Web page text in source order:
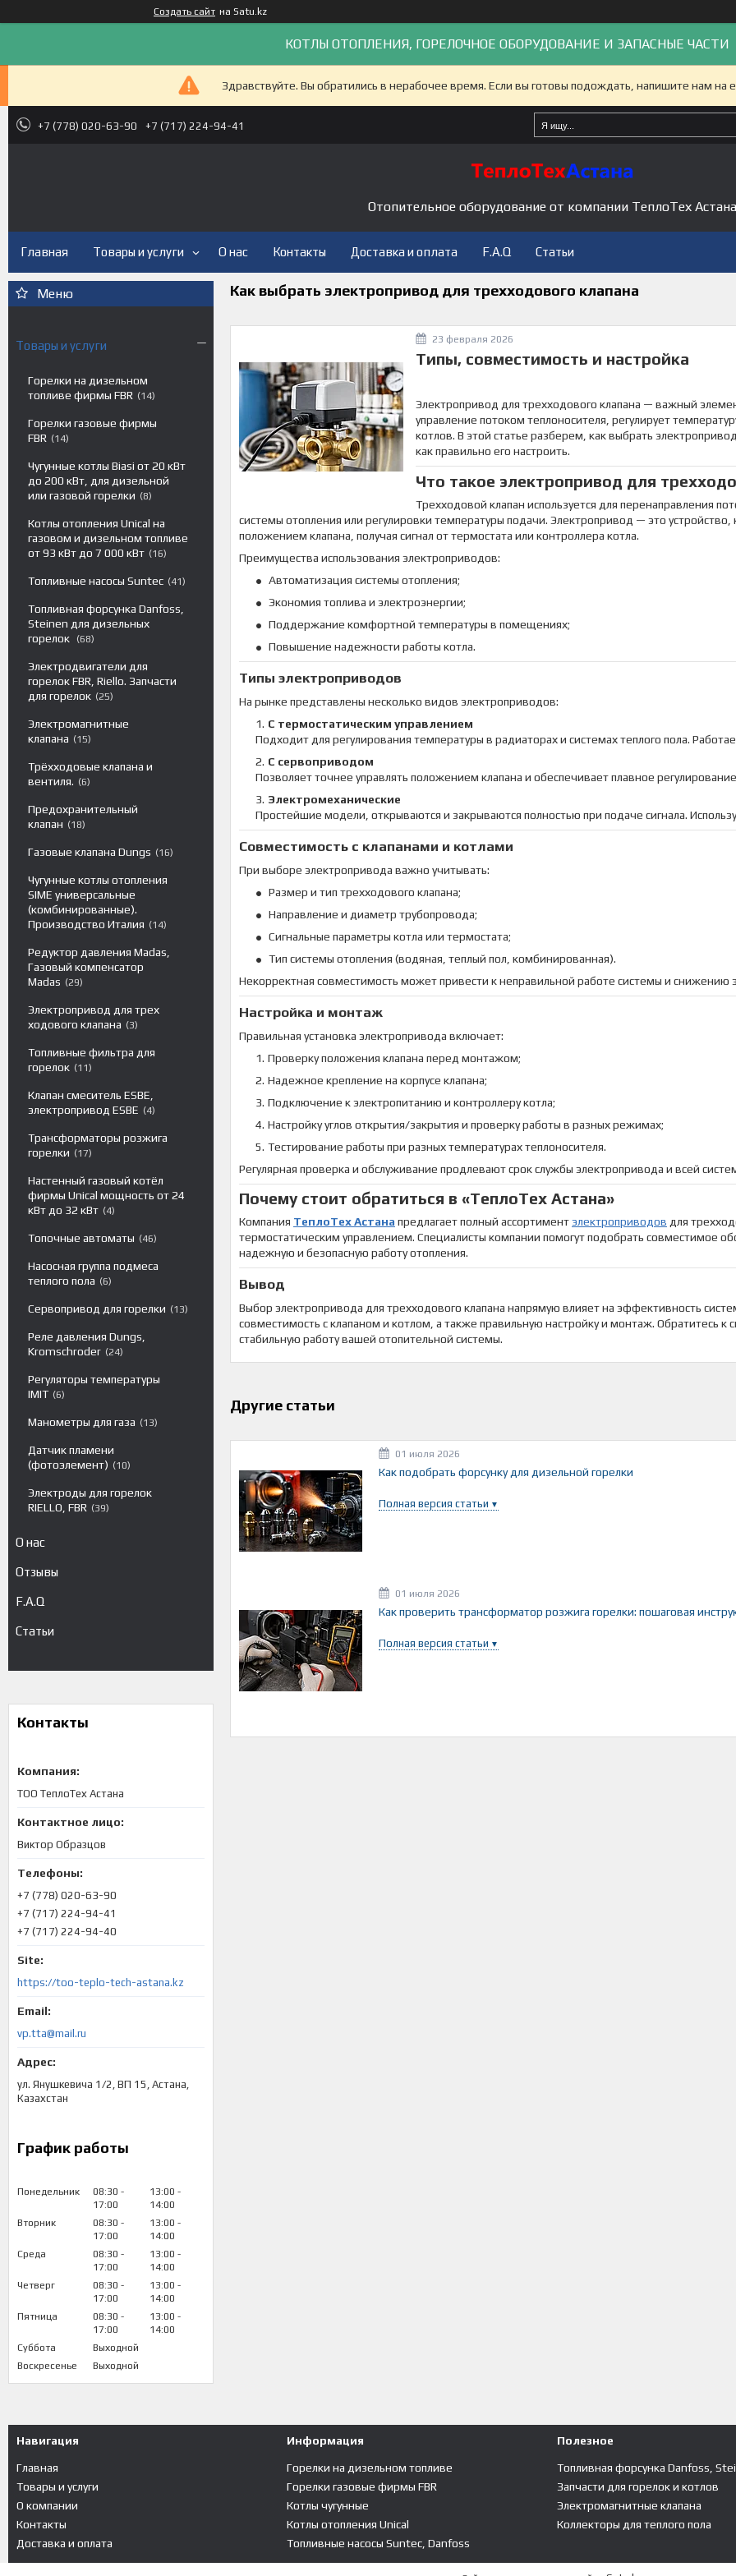
Создать сайт на Satu.kz
КОТЛЫ ОТОПЛЕНИЯ, ГОРЕЛОЧНОЕ ОБОРУДОВАНИЕ И ЗАПАСНЫЕ ЧАСТИ
Здравствуйте. Вы обратились в нерабочее время. Если вы готовы подождать, напишите нам
+7 (778) 020-63-90 +7 (717) 224-94-41
Отопительное оборудование от компании ТеплоТех Астана
Главная Товары и услуги О нас Контакты Доставка и оплата F.A.Q Статьи
Товары и услуги
Горелки на дизельном
топливе фирмы FBR
14
Горелки газовые фирмы
FBR
14
Чугунные котлы Biasi от 20 кВт
до 200 кВт, для дизельной
или газовой горелки
8
Котлы отопления Unical на
газовом и дизельном топливе
от 93 кВт до 7 000 кВт
16
Топливные насосы Suntec 41
Топливная форсунка Danfoss,
Steinen для дизельных
горелок
68
Электродвигатели для
горелок FBR, Riello. Запчасти
для горелок
25
Электромагнитные
клапана
15
Трёхходовые клапана и
вентиля.
6
Предохранительный
клапан
18
Газовые клапана Dungs 16
Чугунные котлы отопления
SIME универсальные
(комбинированные).
Производство Италия
14
Редуктор давления Madas,
Газовый компенсатор
Madas
29
Электропривод для трех
ходового клапана
3
Топливные фильтра для
горелок
11
Клапан смеситель ESBE,
электропривод ESBE
4
Трансформаторы розжига
горелки
17
Настенный газовый котёл
фирмы Unical мощность от 24
кВт до 32 кВт
4
Топочные автоматы 46
Насосная группа подмеса
теплого пола
6
Сервопривод для горелки 13
Реле давления Dungs,
Kromschroder
24
Регуляторы температуры
IMIT
6
Манометры для газа 13
Датчик пламени
(фотоэлемент)
10
Электроды для горелок
RIELLO, FBR
39
О нас
Отзывы
F.A.Q
Статьи
Контакты
ТОО ТеплоТех Астана
Виктор Образцов
+7 (778) 020-63-90
+7 (717) 224-94-41
+7 (717) 224-94-40
https://too-teplo-tech-astana.kz
vp.tta@mail.ru
ул. Янушкевича 1/2, ВП 15, Астана,
Казахстан
График работы
Понедельник
08:30
17:00
13:00
14:00
Вторник
08:30
17:00
13:00
14:00
Среда
08:30
17:00
13:00
14:00
Четверг
08:30
17:00
13:00
14:00
Пятница
08:30
17:00
13:00
14:00
Суббота
Выходной
Воскресенье
Выходной
Как выбрать электропривод для трехходового клапана
23 февраля 2026
Типы, совместимость и настройка
Электропривод для трехходового клапана — важный
управление потоком теплоносителя, регулирует
котлов. В этой статье разберем, как выбрать
как правильно его настроить.
Что такое электропривод для
Трехходовой клапан используется для перенаправления
системы отопления или регулировки температуры подачи. Электропривод — это устройство,
положением клапана, получая сигнал от термостата или контроллера котла.
Преимущества использования электроприводов:
Автоматизация системы отопления;
Экономия топлива и электроэнергии;
Поддержание комфортной температуры в помещениях;
Повышение надежности работы котла.
Типы электроприводов
На рынке представлены несколько видов электроприводов:
С термостатическим управлением
Подходит для регулирования температуры в радиаторах и системах теплого пола.
С сервоприводом
Позволяет точнее управлять положением клапана и обеспечивает плавное
Электромеханические
Простейшие модели, открываются и закрываются полностью при подаче сигнала.
Совместимость с клапанами и котлами
При выборе электропривода важно учитывать:
Размер и тип трехходового клапана;
Направление и диаметр трубопровода;
Сигнальные параметры котла или термостата;
Тип системы отопления (водяная, теплый пол, комбинированная).
Некорректная совместимость может привести к неправильной работе системы и снижению
Настройка и монтаж
Правильная установка электропривода включает:
Проверку положения клапана перед монтажом;
Надежное крепление на корпусе клапана;
Подключение к электропитанию и контроллеру котла;
Настройку углов открытия/закрытия и проверку работы в разных режимах;
Тестирование работы при разных температурах теплоносителя.
Регулярная проверка и обслуживание продлевают срок службы электропривода и всей
Почему стоит обратиться в «ТеплоТех Астана»
Компания ТеплоТех Астана предлагает полный ассортиментэлектроприводов для
термостатическим управлением. Специалисты компании помогут подобрать совместимое
надежную и безопасную работу отопления.
Вывод
Выбор электропривода для трехходового клапана напрямую влияет на эффективность
совместимость с клапаном и котлом, а также правильную настройку и монтаж. Обратитесь к
стабильную работу вашей отопительной системы.
Другие статьи
01 июля 2026
Как подобрать форсунку для дизельной горелки
Полная версия статьи
01 июля 2026
Как проверить трансформатор розжига горелки: пошаговая
Полная версия статьи
Навигация
Главная
Товары и услуги
О компании
Контакты
Доставка и оплата
Информация
Горелки на дизельном топливе
Горелки газовые фирмы FBR
Котлы чугунные
Котлы отопления Unical
Топливные насосы Suntec, Danfoss
Полезное
Топливная форсунка Danfoss,
Запчасти для горелок и котлов
Электромагнитные клапана
Коллекторы для теплого пола